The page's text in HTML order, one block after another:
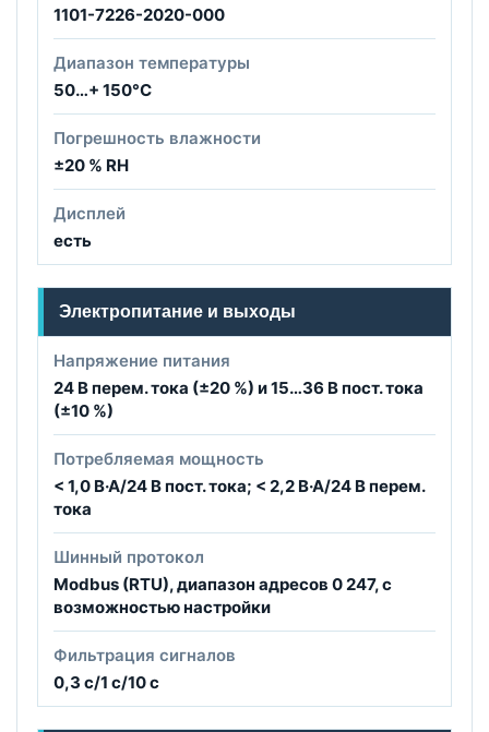
1101-7226-2020-000
Диапазон температуры
50…+ 150°C
Погрешность влажности
±20 % RH
Дисплей
есть
Электропитание и выходы
Напряжение питания
24 В перем. тока (±20 %) и 15…36 В пост. тока
(±10 %)
Потребляемая мощность
< 1,0 В·А/24 В пост. тока; < 2,2 В·А/24 В перем.
тока
Шинный протокол
Modbus (RTU), диапазон адресов 0 247, с
возможностью настройки
Фильтрация сигналов
0,3 c/1 c/10 c